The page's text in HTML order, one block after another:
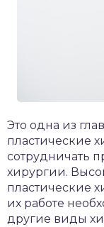
Это одна из
пластические
сотрудничать
хирургии.
пластические
их работе
другие виды